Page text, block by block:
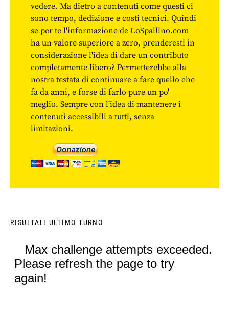
vedere. Ma dietro a contenuti come questi ci
sono tempo, dedizione e costi tecnici. Quindi
se per te l'informazione de LoSpallino.com
ha un valore superiore a zero, prenderesti in
considerazione l'idea di dare un contributo
completamente libero? Permetterebbe alla
nostra testata di continuare a fare quello che
fa da anni, e forse di farlo pure un po'
meglio. Sempre con l'idea di mantenere i
contenuti accessibili a tutti, senza
limitazioni.
RISULTATI ULTIMO TURNO